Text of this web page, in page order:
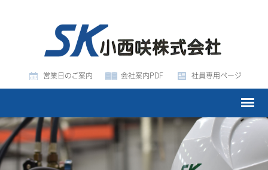
営業日のご案内 会社案内PDF 社員専用ページ